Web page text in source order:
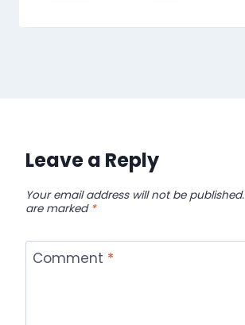
Leave a Reply
Your email address will not be published.
are marked *
Comment *